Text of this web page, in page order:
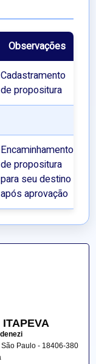
Observações
Cadastramento
de propositura
Encaminhamento
de propositura
para seu destino
após aprovação
Paulo - 18406-380